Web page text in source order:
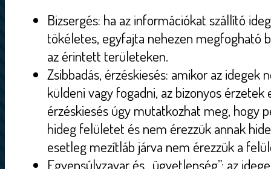
Bizsergés: ha az információkat szállító
tökéletes, egyfajta nehezen megfogható
az érintett területeken.
Zsibbadás, érzéskiesés: amikor az idegek
küldeni vagy fogadni, az bizonyos érzetek
érzéskiesés úgy mutatkozhat meg, hogy
hideg felületet és nem érezzük annak
esetleg mezítláb járva nem érezzük a
Egyensúlyzavar és „ügyetlenség”: az